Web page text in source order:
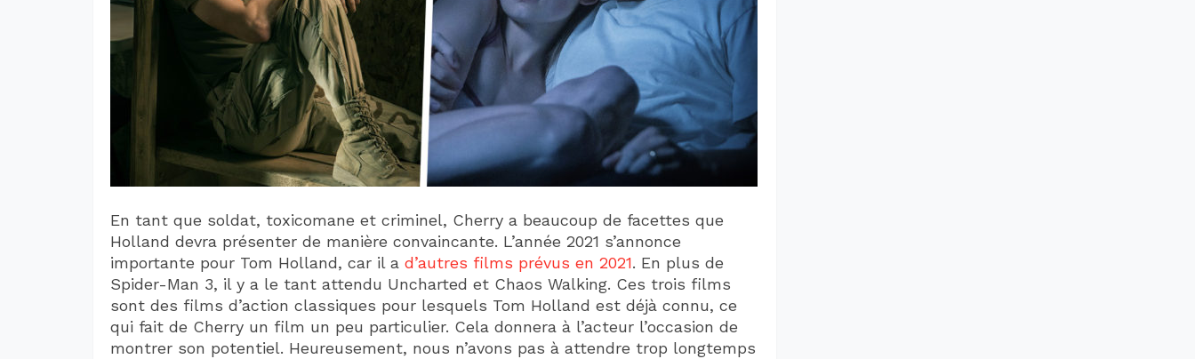
En tant que soldat, toxicomane et criminel, Cherry a beaucoup de facettes que
Holland devra présenter de manière convaincante. L’année 2021 s’annonce
importante pour Tom Holland, car il a d’autres films prévus en 2021. En plus de
Spider-Man 3, il y a le tant attendu Uncharted et Chaos Walking. Ces trois films
sont des films d’action classiques pour lesquels Tom Holland est déjà connu, ce
qui fait de Cherry un film un peu particulier. Cela donnera à l’acteur l’occasion de
montrer son potentiel. Heureusement, nous n’avons pas à attendre trop longtemps